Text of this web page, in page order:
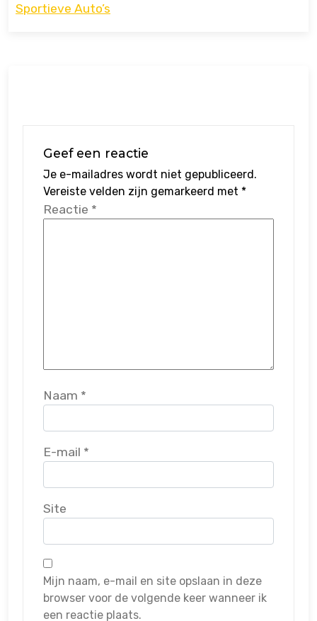
Sportieve Auto’s
Geef een reactie
Je e-mailadres wordt niet gepubliceerd.
Vereiste velden zijn gemarkeerd met *
Reactie *
Naam *
E-mail *
Site
Mijn naam, e-mail en site opslaan in deze
browser voor de volgende keer wanneer ik
een reactie plaats.